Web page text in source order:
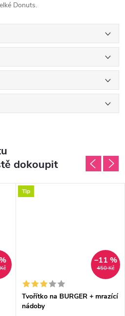
Donuts.
dokoupit
Tip
450 Kč
–11 %
Tvořítko na BURGER + mrazící
nádoby